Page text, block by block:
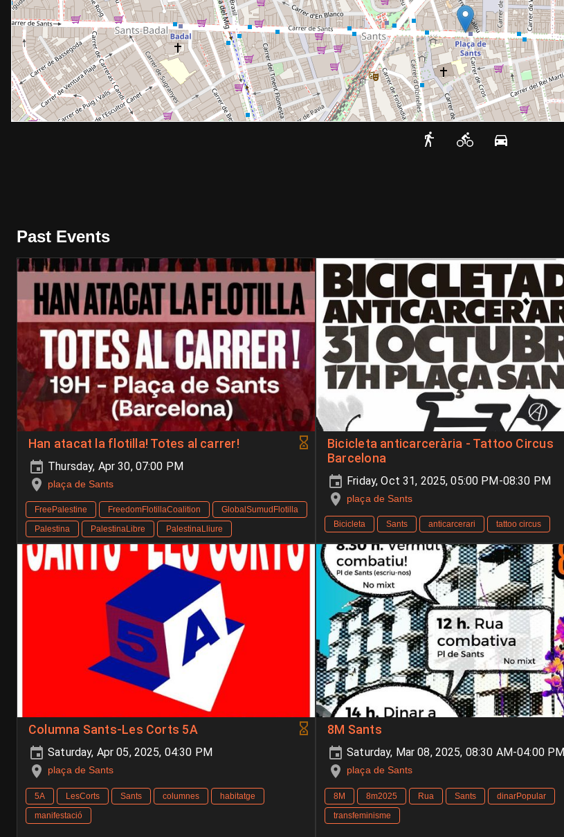
Past Events
Han atacat la flotilla! Totes al carrer!
Thursday, Apr 30, 07:00 PM
plaça de Sants
FreePalestine FreedomFlotillaCoalition
GlobalSumudFlotilla
Palestina
PalestinaLibre PalestinaLliure
Bicicleta anticarcerària - Tattoo Circus
Barcelona
Friday, Oct 31, 2025, 05:00 PM-08:30 PM
plaça de Sants
Bicicleta Sants anticarcerari tattoo circus
Columna Sants-Les Corts 5A
Saturday, Apr 05, 2025, 04:30 PM
plaça de Sants
5A LesCorts Sants columnes
habitatge
manifestació
8M Sants
Saturday, Mar 08, 2025, 08:30 AM-04:00 PM
plaça de Sants
8M 8m2025 Rua Sants
dinarPopular
transfeminisme